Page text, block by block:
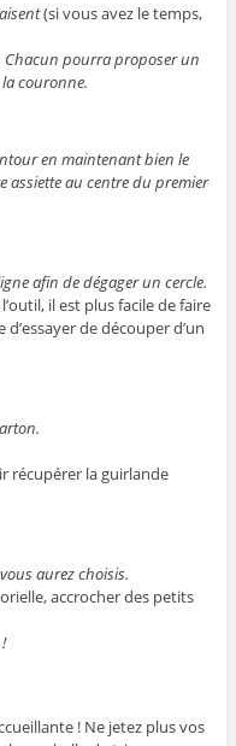
(si vous avez le temps,
Chacun pourra proposer un
couronne.
en maintenant bien le
assiette au centre du premier
afin de dégager un cercle.
il est plus facile de faire
de découper d’un
récupérer la guirlande
aurez choisis.
accrocher des petits
! Ne jetez plus vos